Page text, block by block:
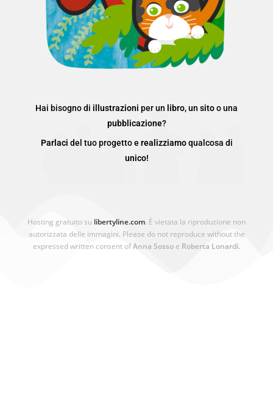
Hai bisogno di illustrazioni per un libro, un sitoo una
pubblicazione?
Parlaci del tuo progetto e realizziamoqualcosa di
unico!
Hosting gratuito su libertyline.com. È vietata la riproduzione non
autorizzata delle immagini. Please do not reproduce without the
expressed written consent ofAnna Sosso e Roberta Lonardi.